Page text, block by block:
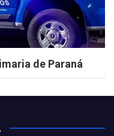
de Paraná